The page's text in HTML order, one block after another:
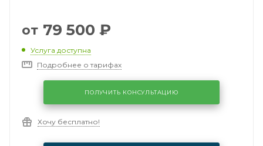
от 79 500 ₽
Услуга доступна
Подробнее о тарифах
ПОЛУЧИТЬ КОНСУЛЬТАЦИЮ
Хочу бесплатно!